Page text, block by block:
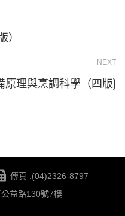
NEXT
理與烹調科學（四版)
傳真 :(04)2326-8797
益路130號7樓